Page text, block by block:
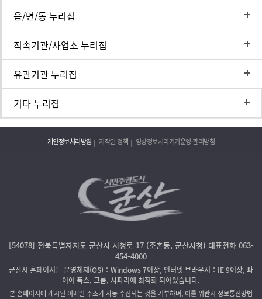
읍/면/동 누리집
직속기관/사업소 누리집
유관기관 누리집
기타 누리집
개인정보처리방침 저작권 정책 영상정보처리기기운영·관리방침
[54078] 전북특별자치도 군산시 시청로 17 (조촌동, 군산시청) 대표전화 063-
454-4000
군산시 홈페이지는 운영체제(OS)：Windows 7이상, 인터넷 브라우저：IE 9이상, 파
이어 폭스, 크롬, 사파리에 최적화 되어있습니다.
본 홈페이지에 게시된 이메일 주소가 자동 수집되는 것을 거부하며, 이를 위반시 정보통신망법